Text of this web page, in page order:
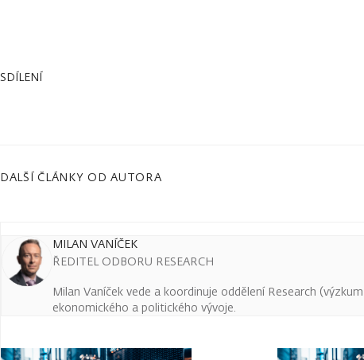
SDÍLENÍ
DALŠÍ ČLÁNKY OD AUTORA
MILAN VANÍČEK
ŘEDITEL ODBORU RESEARCH
Milan Vaníček vede a koordinuje oddělení Research
ekonomického a politického vývoje.